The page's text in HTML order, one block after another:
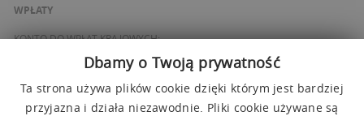
WPŁATY
KONTO DO WPŁAT KRAJOWYCH:
69 1050 1139 1000 0090 8355 0765
KONTO DO WPŁAT SPOZA POLSKI / FOREIGN PAYMENTS:
BANK ING
PL 27 1050 1139 1000 0090 8358 3337
SWIFT: INGBPLPW
Dbamy o Twoją prywatność
Ta strona używa plików cookie dzięki którym jest bardziej
przyjazna i działa niezawodnie. Pliki cookie używane są